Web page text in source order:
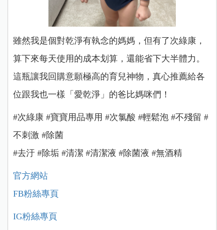
雖然我是個對乾淨有執念的媽媽，但有了次綠康，
算下來每天使用的成本划算，還能省下大半體力。
這瓶讓我回購意願極高的育兒神物，真心推薦給各
位跟我也一樣「愛乾淨」的爸比媽咪們！
#次綠康 #寶寶用品專用 #次氯酸 #輕鬆泡 #不殘留 #
不刺激 #除菌
#去汙 #除垢 #清潔 #清潔液 #除菌液 #無酒精
官方網站
FB粉絲專頁
IG粉絲專頁